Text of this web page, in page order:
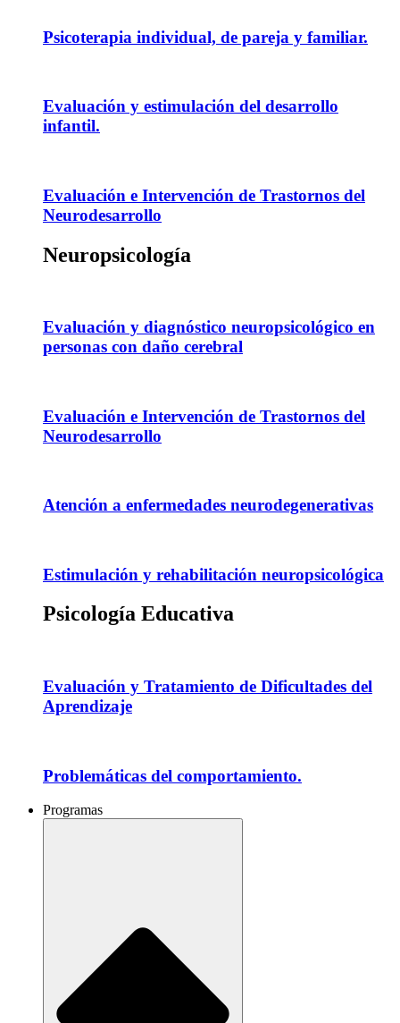
Psicoterapia individual, de pareja y familiar.
Evaluación y estimulación del desarrollo
infantil.
Evaluación e Intervención de Trastornos del
Neurodesarrollo
Neuropsicología
Evaluación y diagnóstico neuropsicológico en
personas con daño cerebral
Evaluación e Intervención de Trastornos del
Neurodesarrollo
Atención a enfermedades neurodegenerativas
Estimulación y rehabilitación neuropsicológica
Psicología Educativa
Evaluación y Tratamiento de Dificultades del
Aprendizaje
Problemáticas del comportamiento.
Programas